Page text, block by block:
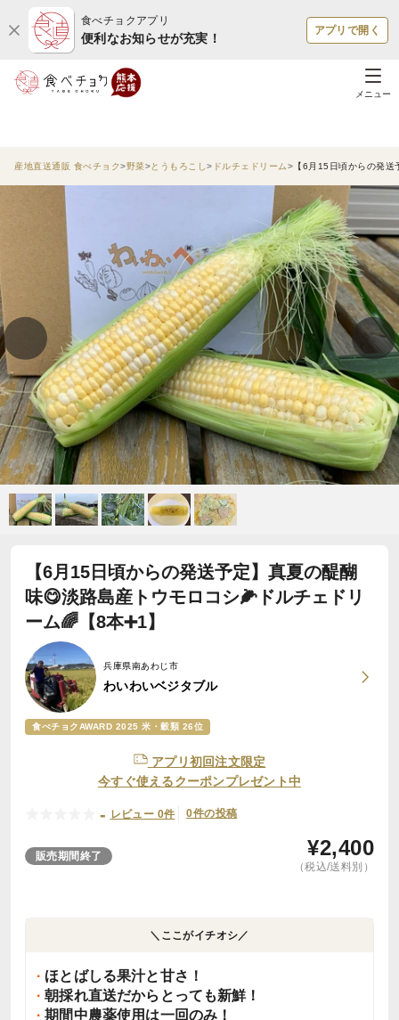
食べチョクアプリ
便利なお知らせが充実！
アプリで開く
メニュー
産地直送通販 食べチョク 野菜 とうもろこし ドルチェドリーム 【6月15日頃からの発
【6月15日頃からの発送予定】真夏の醍醐
味😋淡路島産トウモロコシ🌽ドルチェドリ
ーム🌈【8本➕1】
兵庫県南あわじ市
わいわいベジタブル
食べチョクAWARD 2025 米・穀類 26位
アプリ初回注文限定
今すぐ使えるクーポンプレゼント中
- レビュー 0件 0件の投稿
販売期間終了 ¥2,400
（税込/送料別）
＼ここがイチオシ／
ほとばしる果汁と甘さ！
朝採れ直送だからとっても新鮮！
期間中農薬使用は一回のみ！